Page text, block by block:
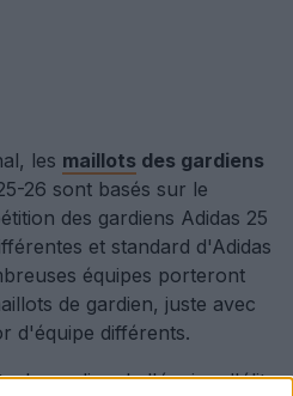
les maillots des gardiens
26 sont basés sur le
des gardiens Adidas 25
et standard d'Adidas
équipes porteront
de gardien, juste avec
d'équipe différents.
de gardien de l'équipe d'élite